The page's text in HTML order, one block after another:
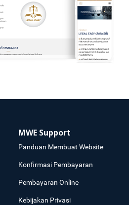
MWE Support
Panduan Membuat Website
Konfirmasi Pembayaran
Pembayaran Online
Kebijakan Privasi